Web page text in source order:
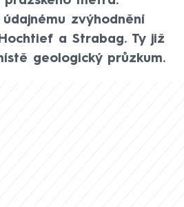
zvýhodnění
a Strabag. Ty již
geologický průzkum.